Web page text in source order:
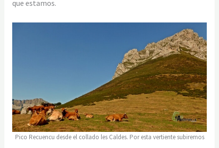
que estamos.
Pico Recuencu desde el collado les Caldes. Por esta vertiente subiremos